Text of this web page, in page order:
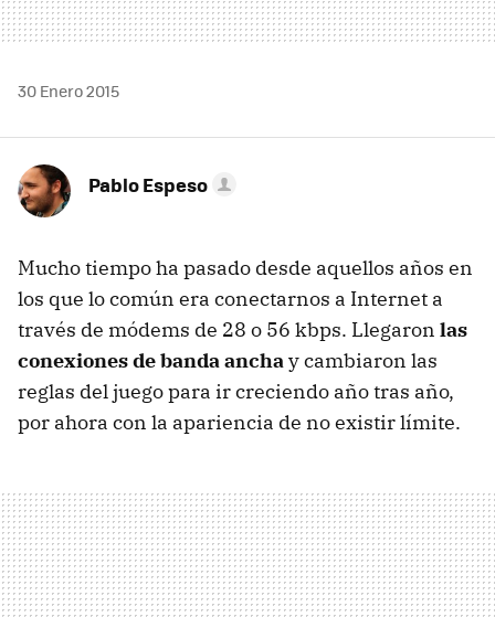
30 Enero 2015
Pablo Espeso
Mucho tiempo ha pasado desde aquellos años en
los que lo común era conectarnos a Internet a
través de módems de 28 o 56 kbps. Llegaron las
conexiones de banda anchay cambiaron las
reglas del juego para ir creciendo año tras año,
por ahora con la apariencia de no existir límite.